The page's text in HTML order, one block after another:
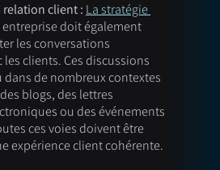
relation client : La stratégie
doit également
les conversations
clients. Ces discussions
de nombreux contextes
blogs, des lettres
ou des événements
ces voies doivent être
expérience client cohérente.